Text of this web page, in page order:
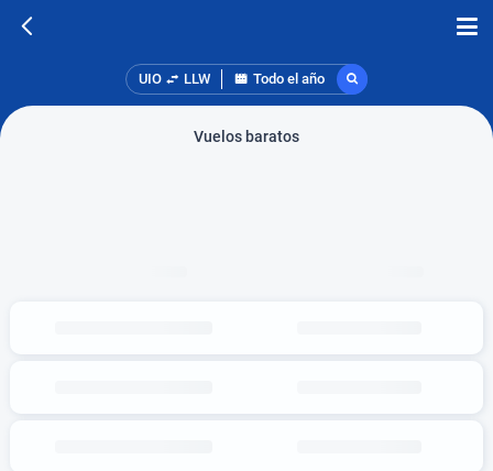
UIO LLW Todo el año
Vuelos baratos